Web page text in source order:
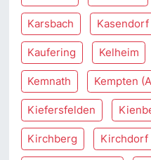
Karsbach Kasendorf
Kaufering Kelheim
Kemnath Kempten
Kiefersfelden
Kirchberg Kirchdorf